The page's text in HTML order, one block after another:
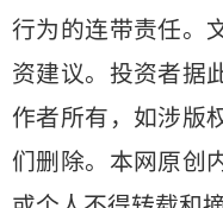
行为的连带责任。
资建议。投资者据
作者所有，如涉版
们删除。本网原创